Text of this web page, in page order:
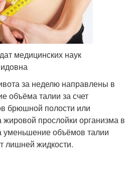
медицинских наук
за неделю направлены в
объёма талии за счет
брюшной полости или
прослойки организма в
объёмов талии
лишней жидкости.